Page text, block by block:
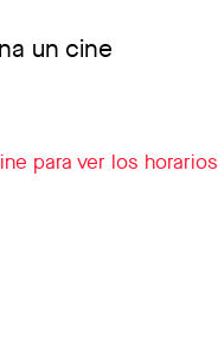
Cambiar cine
un cine
para ver los horarios